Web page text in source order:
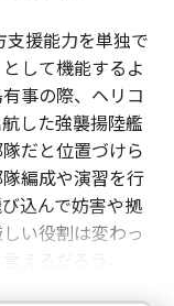
援能力を単独で
して機能するよ
事の際、ヘリコ
した強襲揚陸艦
だと位置づけら
編成や演習を行
込んで妨害や拠
い役割は変わっ
えるだろう。